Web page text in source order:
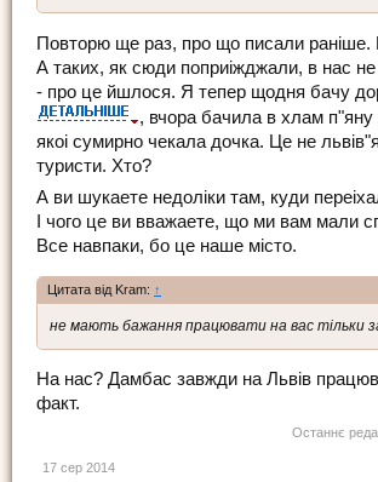
Повторю ще раз, про що писали ранiше.
А таких, як сюди поприiжджали, в нас
- про це йшлося. Я тепер щодня бачу
, вчора бачила в хлам
якоi сумирно чекала дочка. Це не
туристи. Хто?
А ви шукаете недолiки там, куди
I чого це ви вважаете, що ми вам мали
Все навпаки, бо це наше мiсто.
Цитата від Kram: ↑
не мають бажання працювати на вас тільки
На нас? Дамбас завжди на Львiв
факт.
Останнє
17 сер 2014